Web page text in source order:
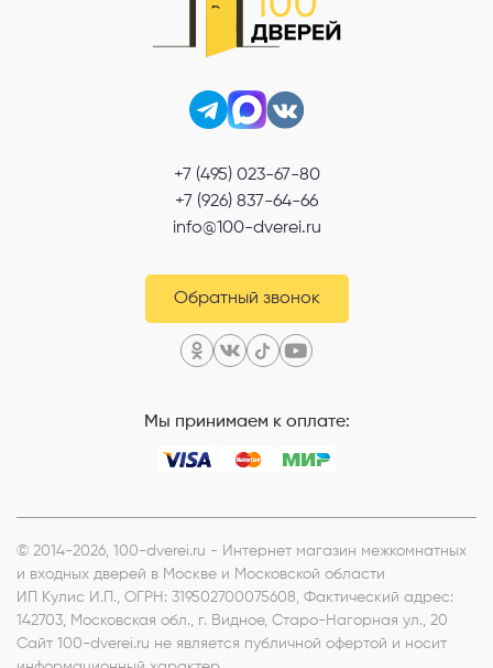
+7 (495) 023-67-80
+7 (926) 837-64-66
info@100-dverei.ru
Обратный звонок
Мы принимаем к оплате:
© 2014-2026, 100-dverei.ru - Интернет магазин межкомнатных
и входных дверей в Москве и Московской области
ИП Кулис И.П., ОГРН: 319502700075608, Фактический адрес:
142703, Московская обл., г. Видное, Старо-Нагорная ул., 20
Сайт 100-dverei.ru не является публичной офертой и носит